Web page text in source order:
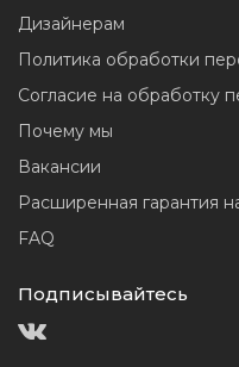
Дизайнерам
Политика обработки
Согласие на обработку
Почему мы
Вакансии
Расширенная гарантия
FAQ
Подписывайтесь